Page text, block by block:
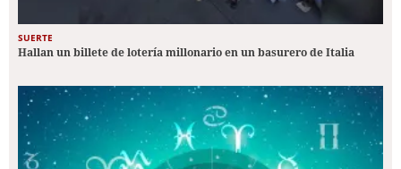
SUERTE
Hallan un billete de lotería millonario en un basurero de Italia